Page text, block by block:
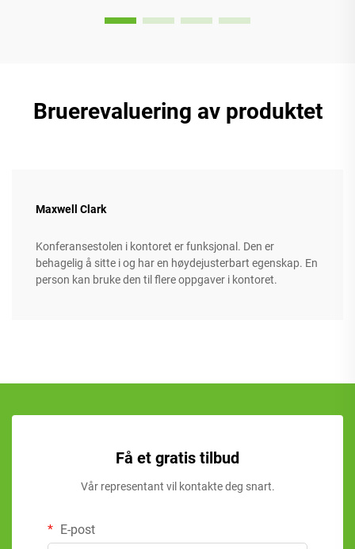
Bruerevaluering av produktet
Maxwell Clark
Konferansestolen i kontoret er funksjonal. Den er
behagelig å sitte i og har en høydejusterbart egenskap. En
person kan bruke den til flere oppgaver i kontoret.
Få et gratis tilbud
Vår representant vil kontakte deg snart.
E-post